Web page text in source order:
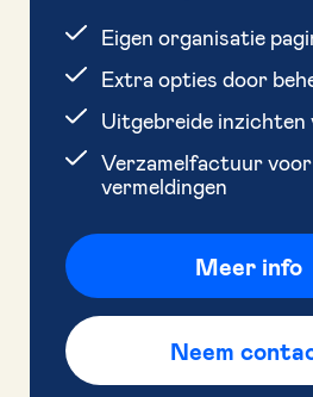
Eigen organisatie
Extra opties door
Uitgebreide inzichten
Verzamelfactuur voor
vermeldingen
Meer info
Neem